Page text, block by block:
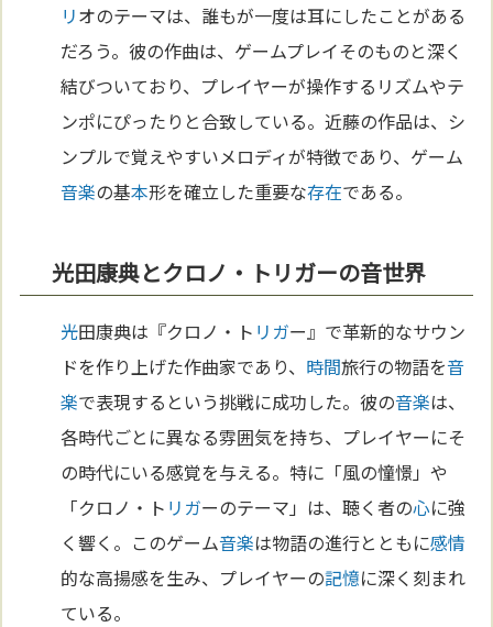
リオのテーマは、誰もが一度は耳にしたことがある
だろう。彼の作曲は、ゲームプレイそのものと深く
結びついており、プレイヤーが操作するリズムやテ
ンポにぴったりと合致している。近藤の作品は、シ
ンプルで覚えやすいメロディが特徴であり、ゲーム
音楽の基本形を確立した重要な存在である。
光田康典とクロノ・トリガーの音世界
光田康典は『クロノ・ト リガー』で革新的なサウン
ドを作り上げた作曲家であり、 時間旅行の物語を音
楽で表現するという挑戦に成功した。彼の音楽は、
各時代ごとに異なる雰囲気を持ち、プレイヤーにそ
の時代にいる感覚を与える。特に「風の憧憬」や
「クロノ・ト リガーのテーマ」は、聴く者の心に強
く響く。このゲーム音楽は物語の進行とともに感情
的な高揚感を生み、プレイヤーの記憶に深く刻まれ
ている。